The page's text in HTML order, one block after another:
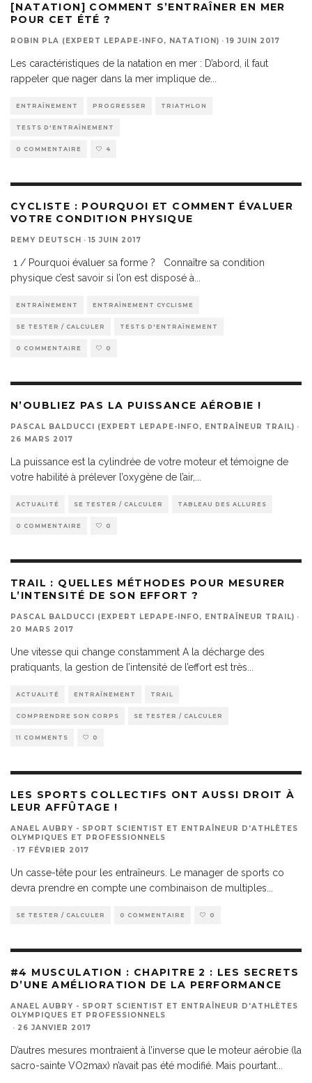
[NATATION] COMMENT S’ENTRAÎNER EN MER
POUR CET ÉTÉ ?
ROBIN PLA (EXPERT LEPAPE-INFO, NATATION) · 19 JUIN 2017
Les caractéristiques de la natation en mer : D’abord, il faut
rappeler que nager dans la mer implique de
ENTRAÎNEMENT PROGRESSER TRIATHLON
TESTS D'ENTRAÎNEMENT
0 COMMENTAIRE 4
CYCLISTE : POURQUOI ET COMMENT ÉVALUER
VOTRE CONDITION PHYSIQUE
REMY DEUTSCH · 15 JUIN 2017
1 / Pourquoi évaluer sa forme ? Connaître sa condition
physique c’est savoir si l’on est disposé à
ENTRAÎNEMENT ENTRAÎNEMENT CYCLISME
SE TESTER / CALCULER TESTS D'ENTRAÎNEMENT
0 COMMENTAIRE 0
N’OUBLIEZ PAS LA PUISSANCE AÉROBIE !
PASCAL BALDUCCI (EXPERT LEPAPE-INFO, ENTRAÎNEUR TRAIL) ·
26 MARS 2017
La puissance est la cylindrée de votre moteur et témoigne de
votre habilité à prélever l’oxygène de l’air,
ACTUALITÉ SE TESTER / CALCULER TABLEAU DES ALLURES
0 COMMENTAIRE 0
TRAIL : QUELLES MÉTHODES POUR MESURER
L’INTENSITÉ DE SON EFFORT ?
PASCAL BALDUCCI (EXPERT LEPAPE-INFO, ENTRAÎNEUR TRAIL) ·
20 MARS 2017
Une vitesse qui change constamment A la décharge des
pratiquants, la gestion de l’intensité de l’effort est très
ACTUALITÉ ENTRAÎNEMENT TRAIL
COMPRENDRE SON CORPS SE TESTER / CALCULER
11 COMMENTS 0
LES SPORTS COLLECTIFS ONT AUSSI DROIT À
LEUR AFFÛTAGE !
ANAEL AUBRY - SPORT SCIENTIST ET ENTRAÎNEUR D'ATHLÈTES
OLYMPIQUES ET PROFESSIONNELS
· 17 FÉVRIER 2017
Un casse-tête pour les entraîneurs. Le manager de sports co
devra prendre en compte une combinaison de multiples
SE TESTER / CALCULER 0 COMMENTAIRE 0
#4 MUSCULATION : CHAPITRE 2 : LES SECRETS
D’UNE AMÉLIORATION DE LA PERFORMANCE
ANAEL AUBRY - SPORT SCIENTIST ET ENTRAÎNEUR D'ATHLÈTES
OLYMPIQUES ET PROFESSIONNELS
· 26 JANVIER 2017
D’autres mesures montraient à l’inverse que le moteur aérobie (la
sacro-sainte VO2max) n’avait pas été modifié. Mais pourtant